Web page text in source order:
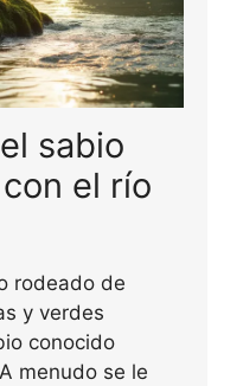
sabio
el río
rodeado de
y verdes
conocido
menudo se le